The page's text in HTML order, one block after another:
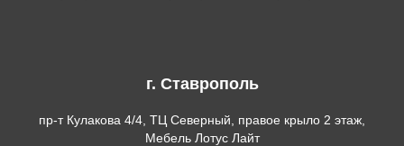
г. Ставрополь
пр-т Кулакова 4/4, ТЦ Северный, правое крыло 2 этаж,
Мебель Лотус Лайт